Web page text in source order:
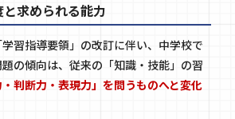
求められる能力
習指導要領」の改訂に伴い、中学校で
の傾向は、従来の「知識・技能」の習
・判断力・表現力」を問うものへと変化